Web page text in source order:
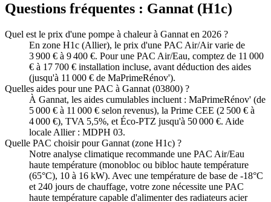
Questions fréquentes : Gannat (H1c)
Quel est le prix d'une pompe à chaleur à Gannat en 2026 ?
En zone H1c (Allier), le prix d'une PAC Air/Air varie de
3 900 € à 9 400 €. Pour une PAC Air/Eau, comptez de 11 000
€ à 17 700 € installation incluse, avant déduction des aides
(jusqu'à 11 000 € de MaPrimeRénov').
Quelles aides pour une PAC à Gannat (03800) ?
À Gannat, les aides cumulables incluent : MaPrimeRénov' (de
5 000 € à 11 000 € selon revenus), la Prime CEE (2 500 € à
4 000 €), TVA 5,5%, et Éco-PTZ jusqu'à 50 000 €. Aide
locale Allier : MDPH 03.
Quelle PAC choisir pour Gannat (zone H1c) ?
Notre analyse climatique recommande une PAC Air/Eau
haute température (monobloc ou bibloc haute température
(65°C), 10 à 16 kW). Avec une température de base de -18°C
et 240 jours de chauffage, votre zone nécessite une PAC
haute température capable d'alimenter des radiateurs acier